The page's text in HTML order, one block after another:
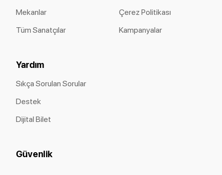
Mekanlar
Tüm Sanatçılar
Çerez Politikası
Kampanyalar
Yardım
Sıkça Sorulan Sorular
Destek
Dijital Bilet
Güvenlik